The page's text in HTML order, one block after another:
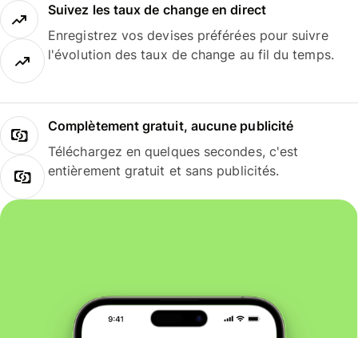
Suivez les taux de change en direct
Enregistrez vos devises préférées pour suivre
l'évolution des taux de change au fil du temps.
Complètement gratuit, aucune publicité
Téléchargez en quelques secondes, c'est
entièrement gratuit et sans publicités.